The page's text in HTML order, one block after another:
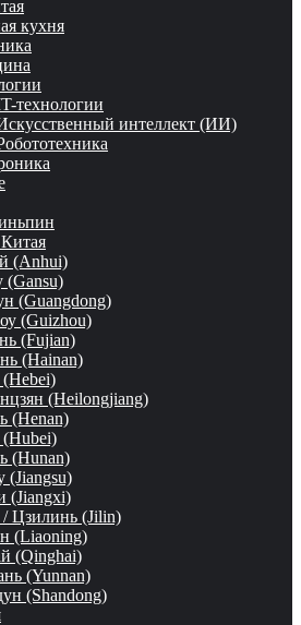
кухня
технологии
интеллект (ИИ)
(Anhui)
(Gansu)
(Guangdong)
(Guizhou)
(Fujian)
(Hainan)
(Heilongjiang)
(Henan)
(Hunan)
(Jiangsu)
(Jiangxi)
Цзилинь (Jilin)
(Liaoning)
(Qinghai)
(Yunnan)
(Shandong)